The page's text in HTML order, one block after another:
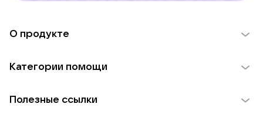
О продукте
Использование материалов
Категории помощи
Полезные ссылки